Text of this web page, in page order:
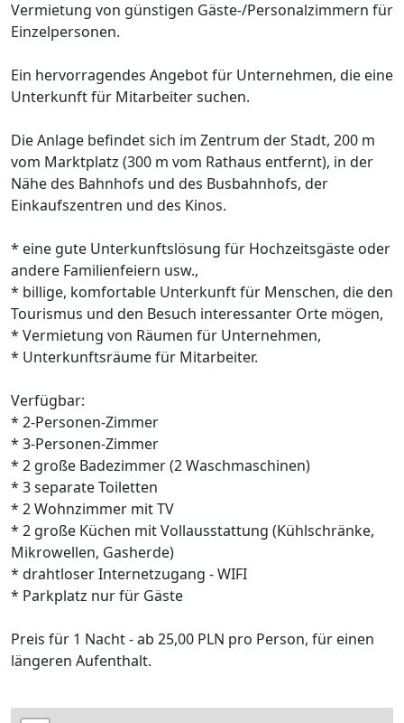
Vermietung von günstigen Gäste-/Personalzimmern für
Einzelpersonen.
Ein hervorragendes Angebot für Unternehmen, die eine
Unterkunft für Mitarbeiter suchen.
Die Anlage befindet sich im Zentrum der Stadt, 200 m
vom Marktplatz (300 m vom Rathaus entfernt), in der
Nähe des Bahnhofs und des Busbahnhofs, der
Einkaufszentren und des Kinos.
* eine gute Unterkunftslösung für Hochzeitsgäste oder
andere Familienfeiern usw.,
* billige, komfortable Unterkunft für Menschen, die den
Tourismus und den Besuch interessanter Orte mögen,
* Vermietung von Räumen für Unternehmen,
* Unterkunftsräume für Mitarbeiter.
Verfügbar:
* 2-Personen-Zimmer
* 3-Personen-Zimmer
* 2 große Badezimmer (2 Waschmaschinen)
* 3 separate Toiletten
* 2 Wohnzimmer mit TV
* 2 große Küchen mit Vollausstattung (Kühlschränke,
Mikrowellen, Gasherde)
* drahtloser Internetzugang - WIFI
* Parkplatz nur für Gäste
Preis für 1 Nacht - ab 25,00 PLN pro Person, für einen
längeren Aufenthalt.